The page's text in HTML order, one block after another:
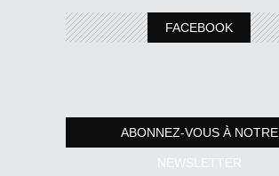
FACEBOOK
ABONNEZ-VOUS À NOTRE
NEWSLETTER